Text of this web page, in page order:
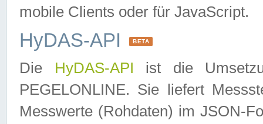
mobile Clients oder für JavaScript.
HyDAS-API BETA
Die HyDAS-API ist die
PEGELONLINE. Sie liefert
Messwerte (Rohdaten) im JSON-